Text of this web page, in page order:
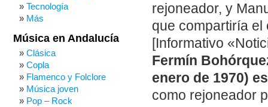
rejoneador, y
que compartiría el
[Informativo
Fermín
enero de 1970)
como rejoneador
Tecnología
Más
Música en Andalucía
Clásica
Copla
Flamenco y Folclore
Música joven
Pop – Rock